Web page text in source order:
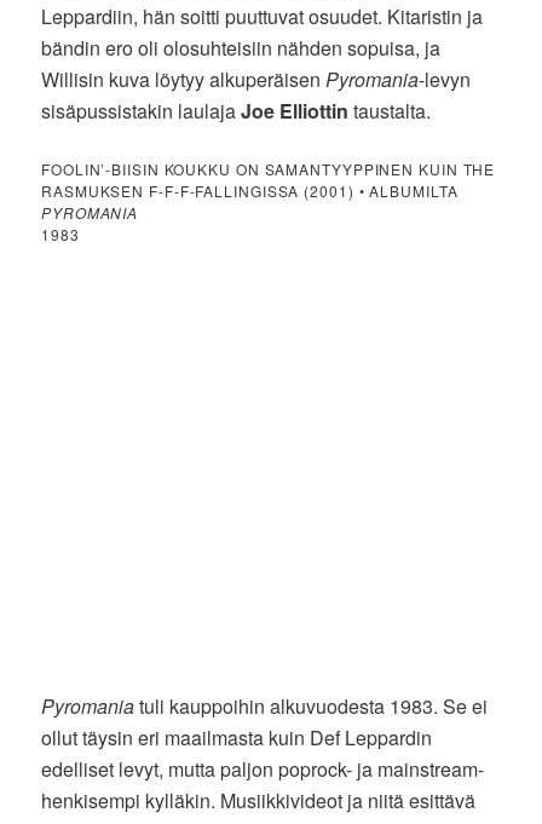
Leppardiin, hän soitti puuttuvat osuudet. Kitaristin ja
bändin ero oli olosuhteisiin nähden sopuisa, ja
Willisin kuva löytyy alkuperäisen Pyromania-levyn
sisäpussistakin laulajaJoe Elliottin taustalta.
FOOLIN’-BIISIN KOUKKU ON SAMANTYYPPINEN KUIN THE
RASMUKSEN F-F-F-FALLINGISSA (2001) • ALBUMILTA
PYROMANIA
1983
Pyromaniatuli kauppoihin alkuvuodesta 1983. Se ei
ollut täysin eri maailmasta kuin Def Leppardin
edelliset levyt, mutta paljon poprock- ja mainstream-
henkisempi kylläkin. Musiikkivideot ja niitä esittävä